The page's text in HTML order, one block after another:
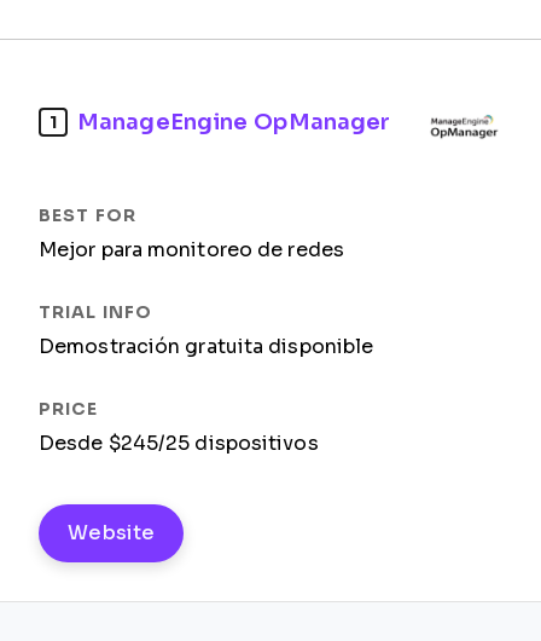
1 ManageEngine OpManager
Mejor para monitoreo de redes
Demostración gratuita disponible
Desde $245/25 dispositivos
Website